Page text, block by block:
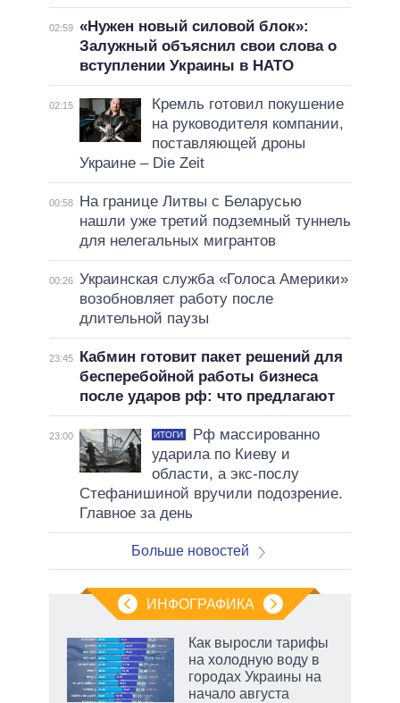
02:59 «Нужен новый силовой блок»:
Залужный объяснил свои слова о
вступлении Украины в НАТО
02:15
Кремль готовил покушение
на руководителя компании,
поставляющей дроны
Украине – Die Zeit
00:58
На границе Литвы с Беларусью
нашли уже третий подземный туннель
для нелегальных мигрантов
00:26 Украинская служба «Голоса Америки»
возобновляет работу после
длительной паузы
23:45
Кабмин готовит пакет решений для
бесперебойной работы бизнеса
после ударов рф: что предлагают
23:00 ИТОГИ
Рф массированно
ударила по Киеву и
области, а экс-послу
Стефанишиной вручили подозрение.
Главное за день
Больше новостей
ИНФОГРАФИКА
Как выросли тарифы
на холодную воду в
городах Украины на
начало августа